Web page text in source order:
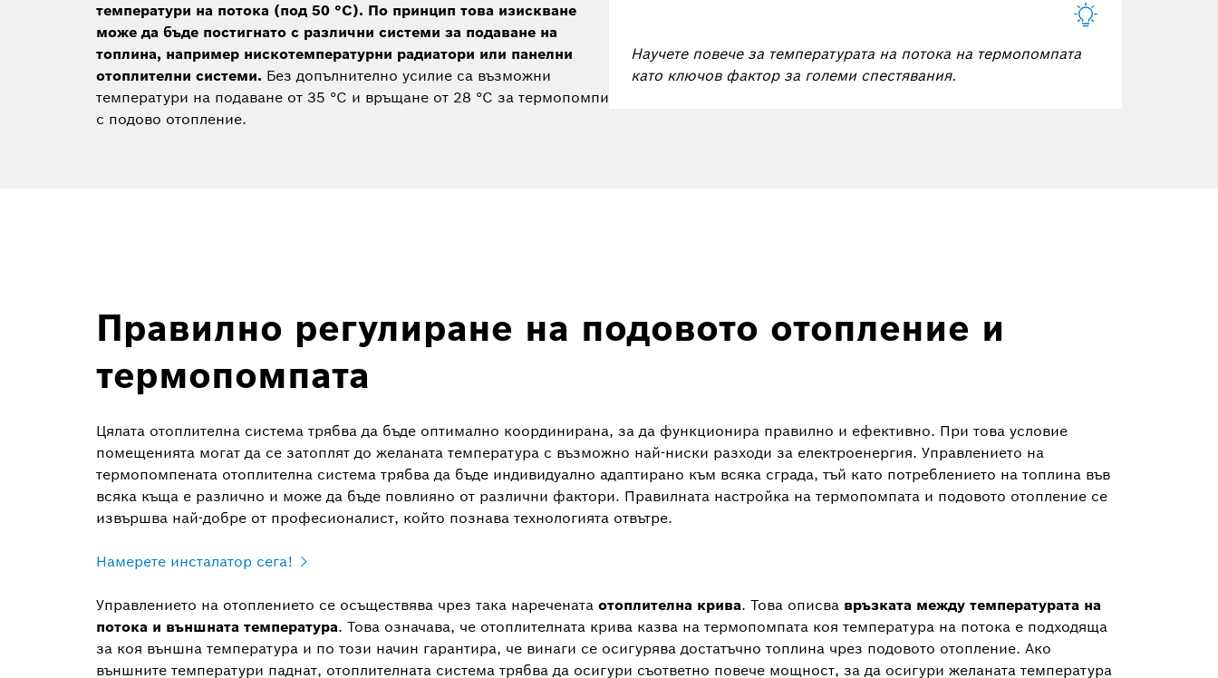
температури на потока (под 50 °C). По принцип това изискване
може да бъде постигнато с различни системи за подаване на
топлина, например нискотемпературни радиатори или панелни
отоплителни системи. Без допълнително усилие са възможни
температури на подаване от 35 °C и връщане от 28 °C за термопомпи
с подово отопление.
Научете повече за температурата на потока на термопомпата
като ключов фактор за големи спестявания.
Правилно регулиране на подовото отопление и
термопомпата
Цялата отоплителна система трябва да бъде оптимално координирана, за да функционира правилно и ефективно. При това условие
помещенията могат да се затоплят до желаната температура с възможно най-ниски разходи за електроенергия. Управлението на
термопомпената отоплителна система трябва да бъде индивидуално адаптирано към всяка сграда, тъй като потреблението на топлина във
всяка къща е различно и може да бъде повлияно от различни фактори. Правилната настройка на термопомпата и подовото отопление се
извършва най-добре от професионалист, който познава технологията отвътре.
Намерете инсталатор сега!
Управлението на отоплението се осъществява чрез така наречената отоплителна крива. Това описва връзката между температурата на
потока и външната температура. Това означава, че отоплителната крива казва на термопомпата коя температура на потока е подходяща
за коя външна температура и по този начин гарантира, че винаги се осигурява достатъчно топлина чрез подовото отопление. Ако
външните температури паднат, отоплителната система трябва да осигури съответно повече мощност, за да осигури желаната температура